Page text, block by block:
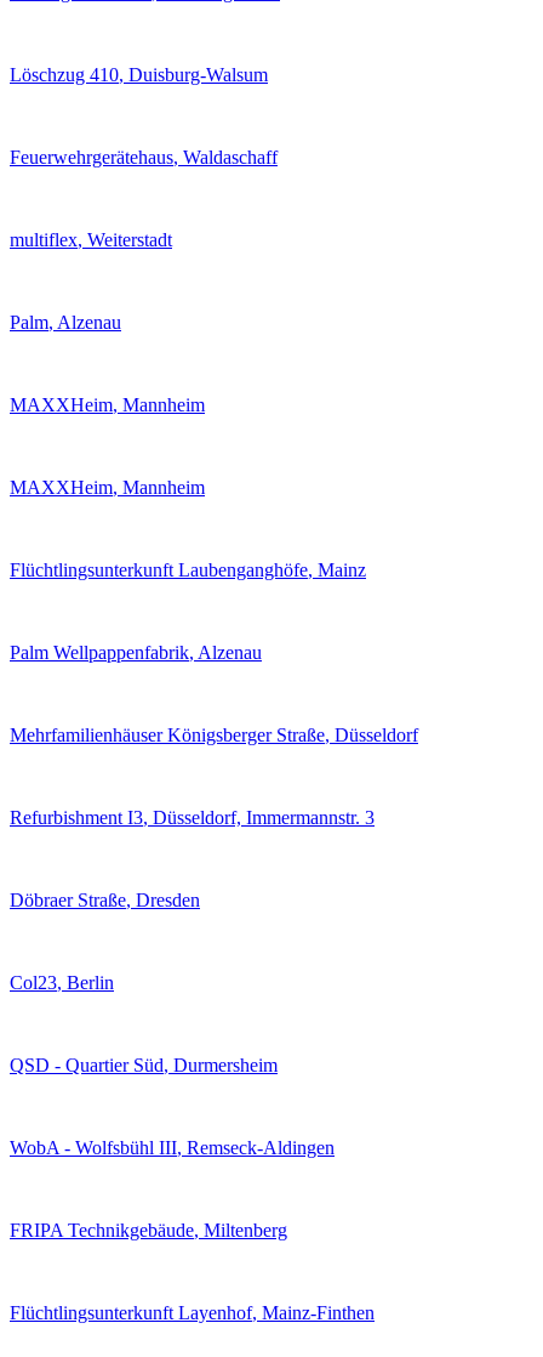
Löschzug 410, Duisburg-Walsum
Feuerwehrgerätehaus, Waldaschaff
multiflex, Weiterstadt
Palm, Alzenau
MAXXHeim, Mannheim
MAXXHeim, Mannheim
Flüchtlingsunterkunft Laubenganghöfe, Mainz
Palm Wellpappenfabrik, Alzenau
Mehrfamilienhäuser Königsberger Straße, Düsseldorf
Refurbishment I3, Düsseldorf, Immermannstr. 3
Döbraer Straße, Dresden
Col23, Berlin
QSD - Quartier Süd, Durmersheim
WobA - Wolfsbühl III, Remseck-Aldingen
FRIPA Technikgebäude, Miltenberg
Flüchtlingsunterkunft Layenhof, Mainz-Finthen